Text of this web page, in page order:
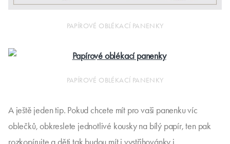
PAPÍROVÉ OBLÉKACÍ PANENKY
PAPÍROVÉ OBLÉKACÍ PANENKY
A ještě jeden tip. Pokud chcete mít pro vaši panenku víc
oblečků, obkreslete jednotlivé kousky na bílý papír, ten pak